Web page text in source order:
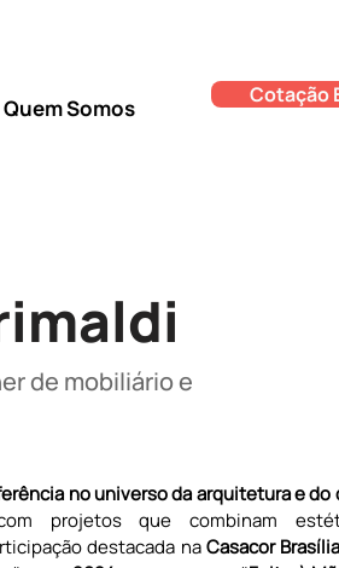
Quem Somos Cotação
de mobiliário e
no universo da arquitetura e
projetos que combinam
destacada na Casacor